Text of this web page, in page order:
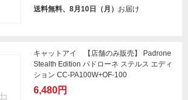
送料無料、8月10日（月） お届け
キャットアイ 【店舗のみ販売】 Padrone
Stealth Edition パドローネ ステルス エディ
ション CC-PA100W+OF-100
6,480円